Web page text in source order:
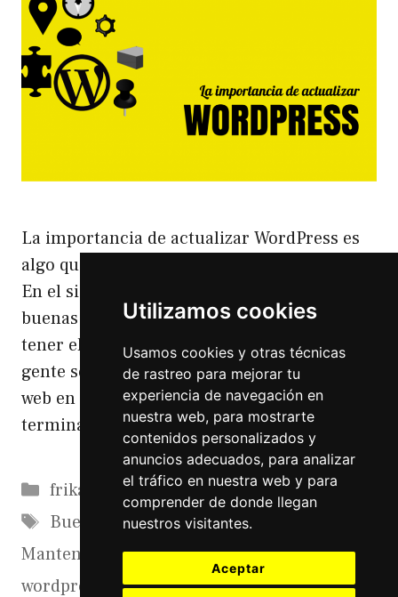
Utilizamos cookies
Usamos cookies y otras técnicas
de rastreo para mejorar tu
experiencia de navegación en
nuestra web, para mostrarte
contenidos personalizados y
anuncios adecuados, para analizar
el tráfico en nuestra web y para
comprender de donde llegan
nuestros visitantes.
Aceptar
La importancia de actualizar WordPress es
algo que se tiene que tener muy en cuenta.
En el siguiente artículo os explico unas
buenas prácticas y las consecuencias de no
tener el WordPress Actualizado. Mucha
gente se piensa que una vez esta acabada su
web en WordPress ya está todo el trabajo
terminado, pero nada mas …Leer más
Categorías
frikadas
Etiquetas
Buenas Practicas WordPress
Mantenimiento WordPress,Web Hackeada
wordpress
WordPress Hackeado